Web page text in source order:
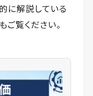
に解説している
ご覧ください。